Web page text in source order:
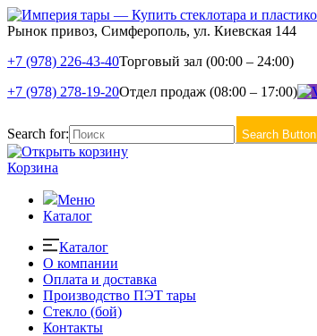
Рынок привоз, Симферополь, ул. Киевская 144
+7 (978) 226-43-40Торговый зал (00:00 – 24:00)
+7 (978) 278-19-20Отдел продаж (08:00 – 17:00)
Search for: Search Button
Корзина
Меню
Каталог
Каталог
О компании
Оплата и доставка
Производство ПЭТ тары
Стекло (бой)
Контакты